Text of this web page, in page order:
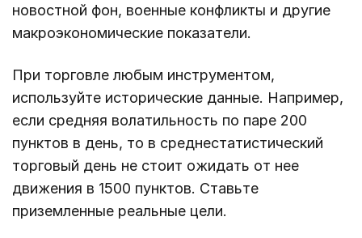
новостной фон, военные конфликты и другие
макроэкономические показатели.
При торговле любым инструментом,
используйте исторические данные. Например,
если средняя волатильность по паре 200
пунктов в день, то в среднестатистический
торговый день не стоит ожидать от нее
движения в 1500 пунктов. Ставьте
приземленные реальные цели.